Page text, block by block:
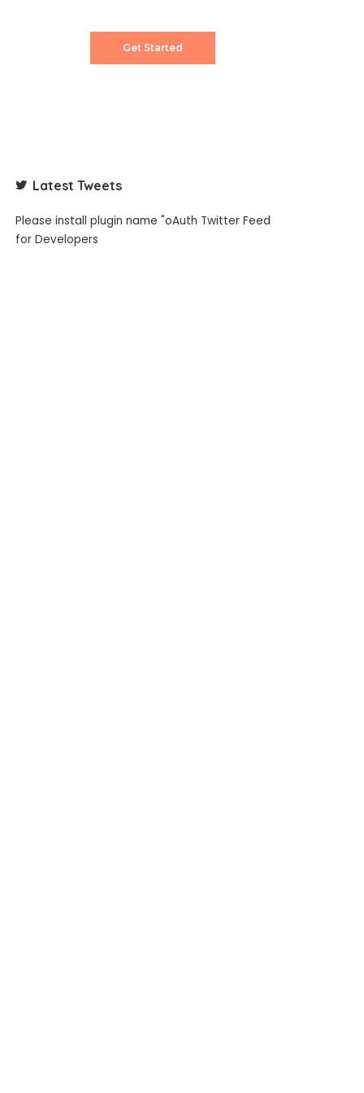
Get Started
Latest Tweets
Please install plugin name "oAuth Twitter Feed
for Developers